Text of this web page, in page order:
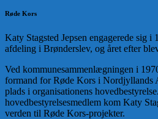
Røde Kors
Katy Stagsted Jepsen engagerede sig i
afdeling i Brønderslev, og året efter
Ved kommunesammenlægningen i
formand for Røde Kors i Nordjyllands
plads i organisationens
hovedbestyrelsesmedlem kom Katy
verden til Røde Kors-projekter.